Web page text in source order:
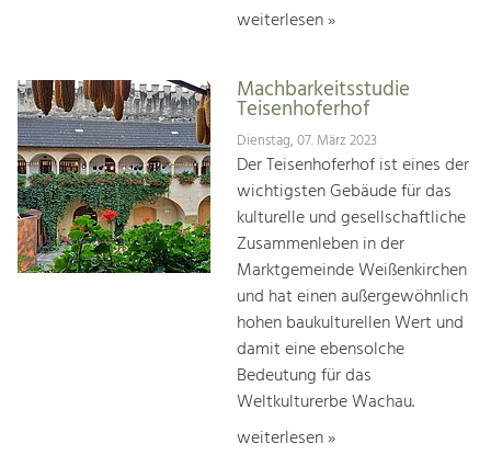
weiterlesen »
Machbarkeitsstudie
Teisenhoferhof
Dienstag, 07. März 2023
Der Teisenhoferhof ist eines der
wichtigsten Gebäude für das
kulturelle und gesellschaftliche
Zusammenleben in der
Marktgemeinde Weißenkirchen
und hat einen außergewöhnlich
hohen baukulturellen Wert und
damit eine ebensolche
Bedeutung für das
Weltkulturerbe Wachau.
weiterlesen »